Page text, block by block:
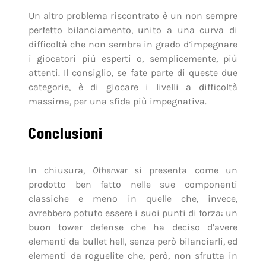
Un altro problema riscontrato è un non sempre
perfetto bilanciamento, unito a una curva di
difficoltà che non sembra in grado d’impegnare
i giocatori più esperti o, semplicemente, più
attenti. Il consiglio, se fate parte di queste due
categorie, è di giocare i livelli a difficoltà
massima, per una sfida più impegnativa.
Conclusioni
In chiusura, Otherwarsi presenta come un
prodotto ben fatto nelle sue componenti
classiche e meno in quelle che, invece,
avrebbero potuto essere i suoi punti di forza: un
buon tower defense che ha deciso d’avere
elementi da bullet hell, senza però bilanciarli, ed
elementi da roguelite che, però, non sfrutta in